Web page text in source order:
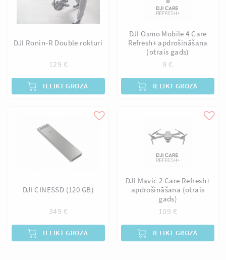
DJI Ronin-R Double rokturi
129 €
IELIKT GROZĀ
DJI Osmo Mobile 4 Care
Refresh+ apdrošināšana
(otrais gads)
9€
IELIKT GROZĀ
DJI CINESSD (120 GB)
349 €
IELIKT GROZĀ
DJI Mavic 2 Care Refresh+
apdrošināšana (otrais
gads)
109 €
IELIKT GROZĀ